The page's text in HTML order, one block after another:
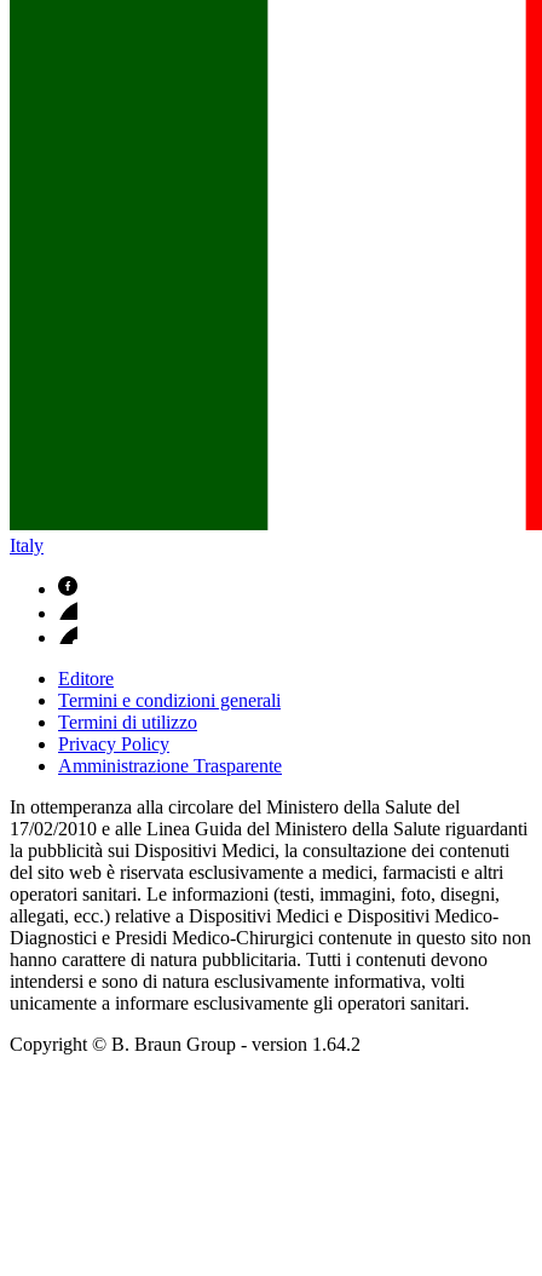
Italy
Editore
Termini e condizioni generali
Termini di utilizzo
Privacy Policy
Amministrazione Trasparente
In ottemperanza alla circolare del Ministero della Salute del
17/02/2010 e alle Linea Guida del Ministero della Salute riguardanti
la pubblicità sui Dispositivi Medici, la consultazione dei contenuti
del sito web è riservata esclusivamente a medici, farmacisti e altri
operatori sanitari. Le informazioni (testi, immagini, foto, disegni,
allegati, ecc.) relative a Dispositivi Medici e Dispositivi Medico-
Diagnostici e Presidi Medico-Chirurgici contenute in questo sito non
hanno carattere di natura pubblicitaria. Tutti i contenuti devono
intendersi e sono di natura esclusivamente informativa, volti
unicamente a informare esclusivamente gli operatori sanitari.
Copyright © B. Braun Group - version 1.64.2